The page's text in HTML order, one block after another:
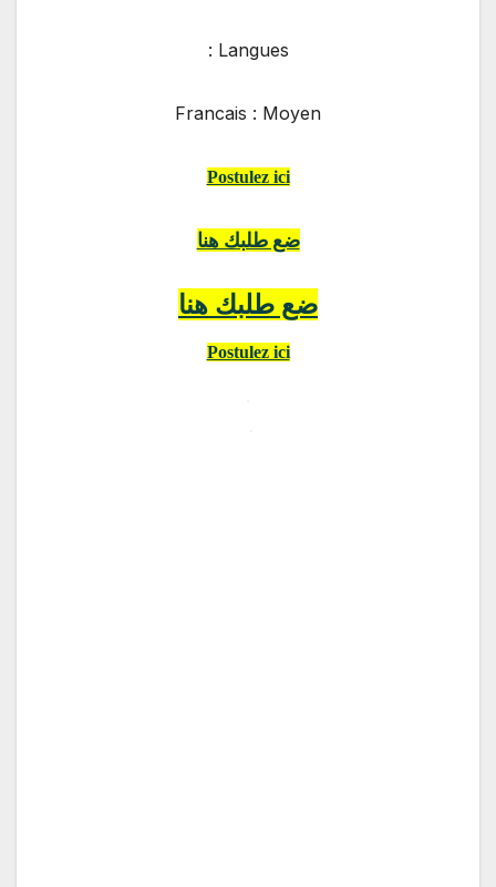
Langues :
Francais : Moyen
Postulez ici
ضع طلبك هنا
ضع طلبك هنا
Postulez ici